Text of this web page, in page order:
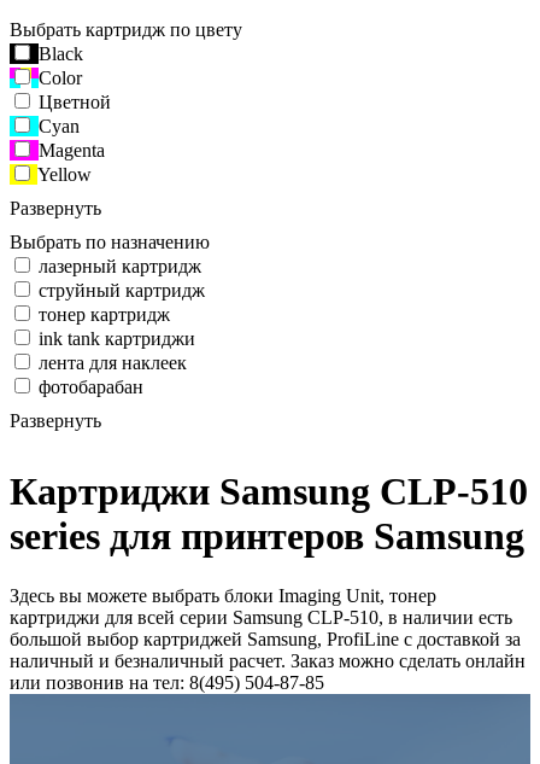
Выбрать картридж по цвету
Black
Color
Цветной
Cyan
Magenta
Yellow
Развернуть
Выбрать по назначению
лазерный картридж
струйный картридж
тонер картридж
ink tank картриджи
лента для наклеек
фотобарабан
Развернуть
Картриджи Samsung CLP-510
series для принтеров Samsung
Здесь вы можете выбрать блоки Imaging Unit, тонер
картриджи для всей серии Samsung CLP-510, в наличии есть
большой выбор картриджей Samsung, ProfiLine с доставкой за
наличный и безналичный расчет. Заказ можно сделать онлайн
или позвонив на тел: 8(495) 504-87-85